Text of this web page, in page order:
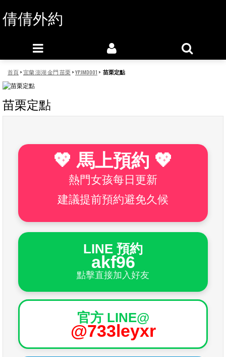
倩倩外約
首頁>宜蘭 澎湖 金門 苗栗>YPJMD001 > 苗栗定點
苗栗定點
💖 馬上預約 💖
熱門女孩每日更新
建議提前預約避免久候
LINE 預約
akf96
點擊直接加入好友
官方 LINE@
@733leyxr